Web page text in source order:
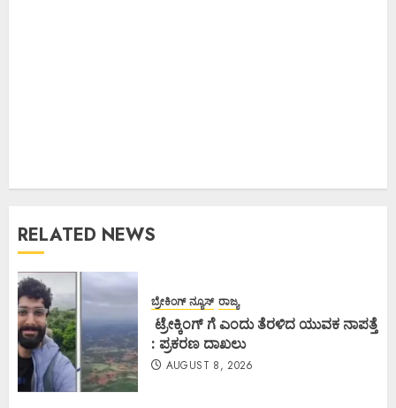
RELATED NEWS
ಬ್ರೇಕಿಂಗ್ ನ್ಯೂಸ್ ರಾಜ್ಯ
ಟ್ರೇಕ್ಕಿಂಗ್ ಗೆ ಎಂದು ತೆರಳಿದ ಯುವಕ ನಾಪತ್ತೆ
: ಪ್ರಕರಣ ದಾಖಲು
AUGUST 8, 2026